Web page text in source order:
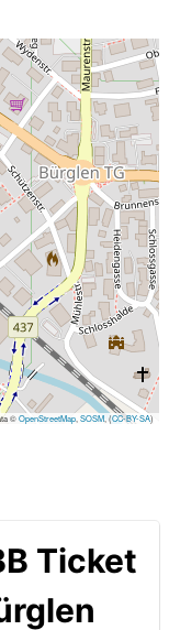
©OpenStreetMap ,SOSM , (CC-BY-SA)
Ticket